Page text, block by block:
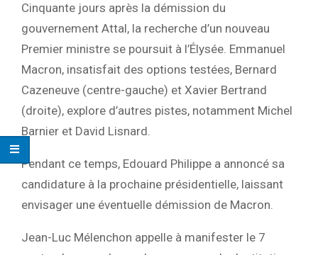
Cinquante jours après la démission du
gouvernement Attal, la recherche d’un nouveau
Premier ministre se poursuit à l’Élysée. Emmanuel
Macron, insatisfait des options testées, Bernard
Cazeneuve (centre-gauche) et Xavier Bertrand
(droite), explore d’autres pistes, notamment Michel
Barnier et David Lisnard.
Pendant ce temps, Edouard Philippe a annoncé sa
candidature à la prochaine présidentielle, laissant
envisager une éventuelle démission de Macron.
Jean-Luc Mélenchon appelle à manifester le 7